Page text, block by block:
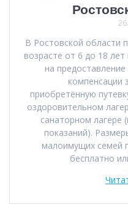
В Ростовской области
возрасте от 6 до 18
на
компенсации
приобретённую
оздоровительном
санаторном лагере
показаний).
малоимущих семей
бесплатно